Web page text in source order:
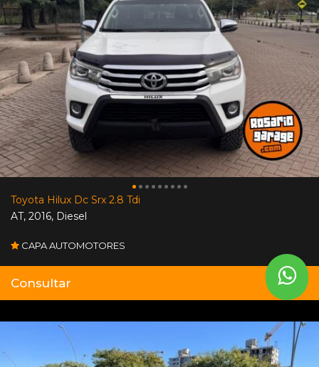
Toyota Hilux Dc Srx 2.8 Tdi
AT, 2016, Diesel
CAPA AUTOMOTORES
Consultar